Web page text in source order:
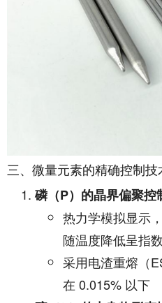
三、微量元素的精确控制技
磷（P）的晶界偏聚控
热力学模拟显示
随温度降低呈指
采用电渣重熔（
在 0.015% 以下